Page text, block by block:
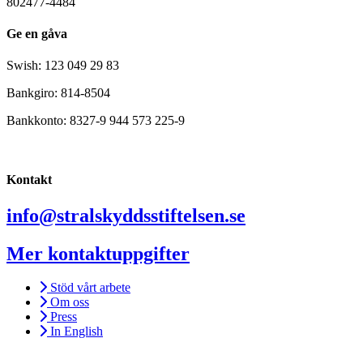
Ge en gåva
Swish: 123 049 29 83
Bankgiro: 814-8504
Bankkonto: 8327-9 944 573 225-9
Kontakt
info@stralskyddsstiftelsen.se
Mer kontaktuppgifter
Stöd vårt arbete
Om oss
Press
In English